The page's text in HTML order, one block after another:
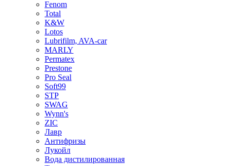
Fenom
Total
K&W
Lotos
Lubrifilm, AVA-car
MARLY
Permatex
Prestone
Pro Seal
Soft99
STP
SWAG
Wynn's
ZIC
Лавр
Антифризы
Лукойл
Вода дистилированная